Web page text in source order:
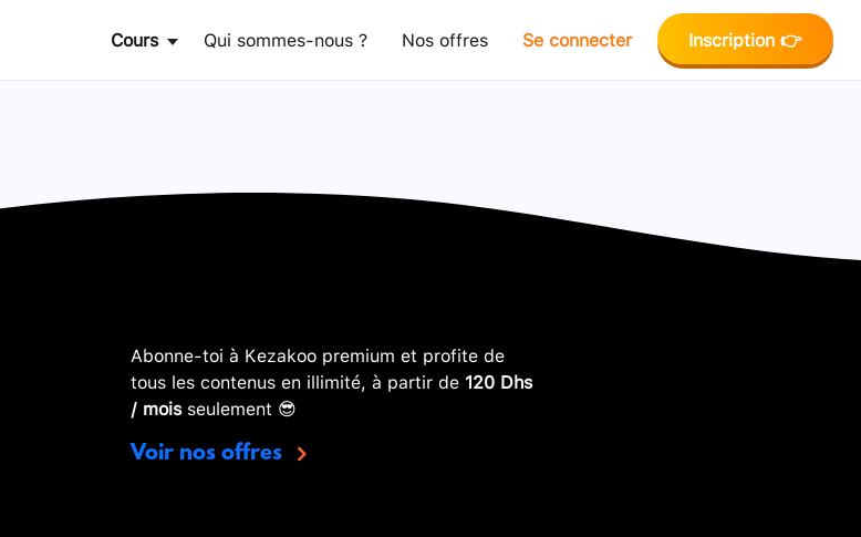
Cours Qui sommes-nous ? Nos offres Se connecter Inscription 👉
Abonne-toi à Kezakoo premium et profite de
tous les contenus en illimité, à partir de 120 Dhs
/ moisseulement 😎
Voir nos offres